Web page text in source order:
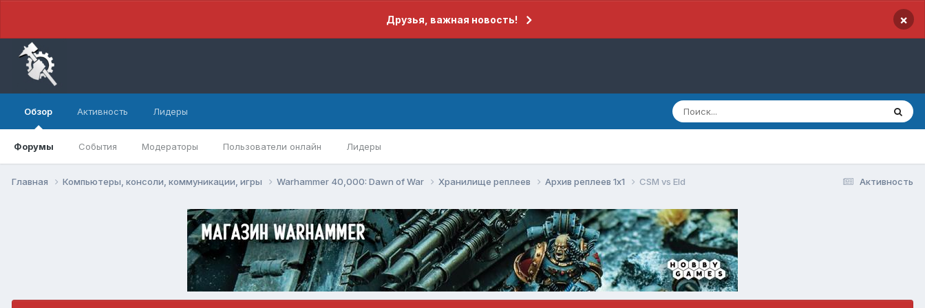
Друзья, важная новость! ×
Обзор
Форумы События Модераторы Пользователи онлайн Лидеры
Активность Лидеры
Активность
Главная Компьютеры, консоли, коммуникации, игры Warhammer 40,000: Dawn of War Хранилище реплеев Архив реплеев 1x1 CSM vs Eld